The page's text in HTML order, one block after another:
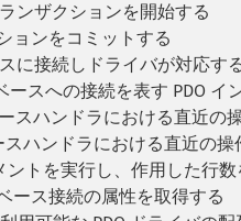
ンザクションを開始する
ョンをコミットする
に接続しドライバが対応す
スへの接続を表す PDO イ
スハンドラにおける直近の
ハンドラにおける直近の
ントを実行し、作用した行数
ース接続の属性を取得する